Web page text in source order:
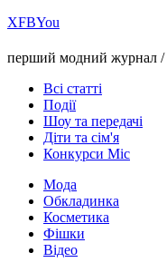
ХFBYou
перший модний журнал /
Всі статті
Події
Шоу та передачі
Діти та сім'я
Конкурси Міс
Мода
Обкладинка
Косметика
Фішки
Відео